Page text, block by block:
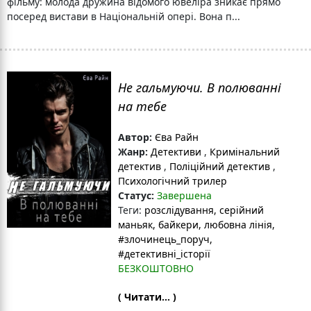
посеред вистави в Національній опері. Вона п...
Не гальмуючи. В полюванні
на тебе
Автор: Єва Райн
Жанр: Детективи , Кримінальний
детектив , Поліційний детектив ,
Психологічний трилер
Статус: Завершена
Теги: розслідування, серійний
маньяк, байкери, любовна лінія,
#злочинець_поруч,
#детективні_історії
БЕЗКОШТОВНО
( Читати... )